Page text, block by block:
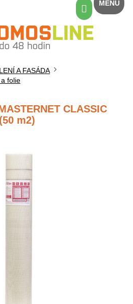
Nákupní
košík
A FASÁDA
folie
CLASSIC
m2)